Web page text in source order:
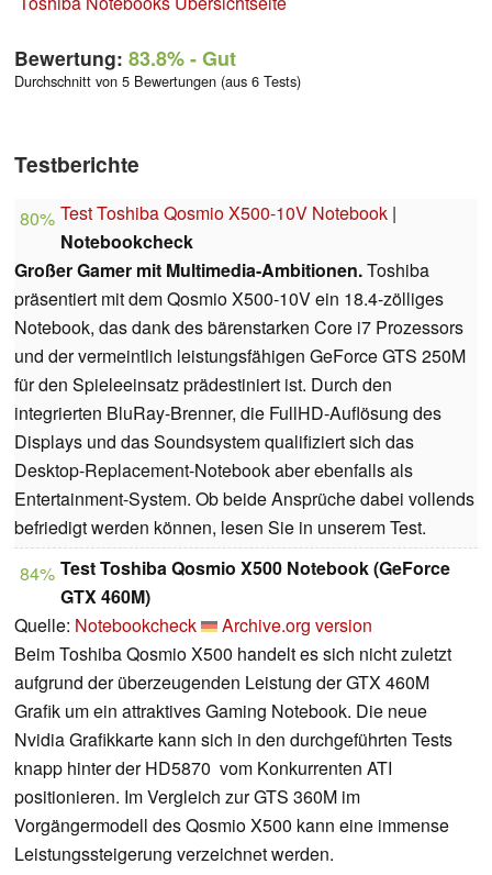
Bewertung: 83.8%- Gut
Durchschnitt von 5 Bewertungen (aus 6 Tests)
Testberichte
80% Test Toshiba Qosmio X500-10V Notebook |
Notebookcheck
Großer Gamer mit Multimedia-Ambitionen.Toshiba
präsentiert mit dem Qosmio X500-10V ein 18.4-zölliges
Notebook, das dank des bärenstarken Core i7 Prozessors
und der vermeintlich leistungsfähigen GeForce GTS 250M
für den Spieleeinsatz prädestiniert ist. Durch den
integrierten BluRay-Brenner, die FullHD-Auflösung des
Displays und das Soundsystem qualifiziert sich das
Desktop-Replacement-Notebook aber ebenfalls als
Entertainment-System. Ob beide Ansprüche dabei vollends
befriedigt werden können, lesen Sie in unserem Test.
84% Test Toshiba Qosmio X500 Notebook (GeForce
GTX 460M)
Quelle: Notebookcheck
Archive.org version
Beim Toshiba Qosmio X500 handelt es sich nicht zuletzt
aufgrund der überzeugenden Leistung der GTX 460M
Grafik um ein attraktives Gaming Notebook. Die neue
Nvidia Grafikkarte kann sich in den durchgeführten Tests
knapp hinter der HD5870 vom Konkurrenten ATI
positionieren. Im Vergleich zur GTS 360M im
Vorgängermodell des Qosmio X500 kann eine immense
Leistungssteigerung verzeichnet werden.